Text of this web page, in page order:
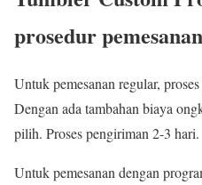
prosedur pemesanan
Untuk pemesanan regular,
Dengan ada tambahan biaya
pilih. Proses pengiriman 2-3 hari.
Untuk pemesanan dengan